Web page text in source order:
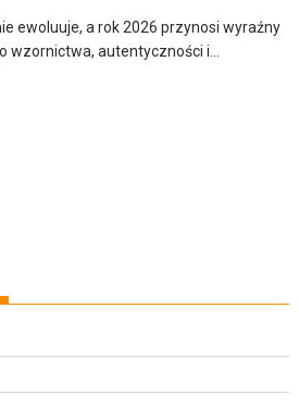
ewoluuje, a rok 2026 przynosi wyraźny
wzornictwa, autentyczności i...